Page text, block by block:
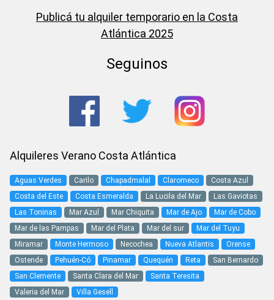
Publicá tu alquiler temporario en la Costa
Atlántica 2025
Seguinos
Alquileres Verano Costa Atlántica
Aguas Verdes Carilo Chapadmalal Claromeco
Costa Azul
Costa del Este
Costa Esmeralda La Lucila del Mar
Las Gaviotas
Las Toninas
Mar Azul Mar Chiquita Mar de Ajo
Mar de Cobo
Mar de las Pampas
Mar del Plata Mar del sur
Mar del Tuyu
Miramar
Monte Hermoso Necochea Nueva Atlantis
Orense
Ostende
Pehuén-Có Pinamar Quequén Reta
San Bernardo
San Clemente
Santa Clara del Mar
Santa Teresita
Valeria del Mar
Villa Gesell